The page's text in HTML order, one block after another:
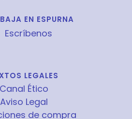
EN ESPURNA
Escríbenos
LEGALES
Canal Ético
Aviso Legal
de compra